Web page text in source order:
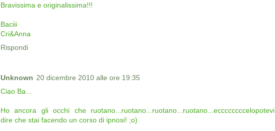
Bravissima e originalissima!!!
Baciii
Cri&Anna
Rispondi
Unknown 20 dicembre 2010 alle ore 19:35
Ciao Ba...
Ho ancora gli occhi che ruotano...ruotano...ruotano...ruotano...eccccccccelopotevi
dire che stai facendo un corso di ipnosi! ;o)